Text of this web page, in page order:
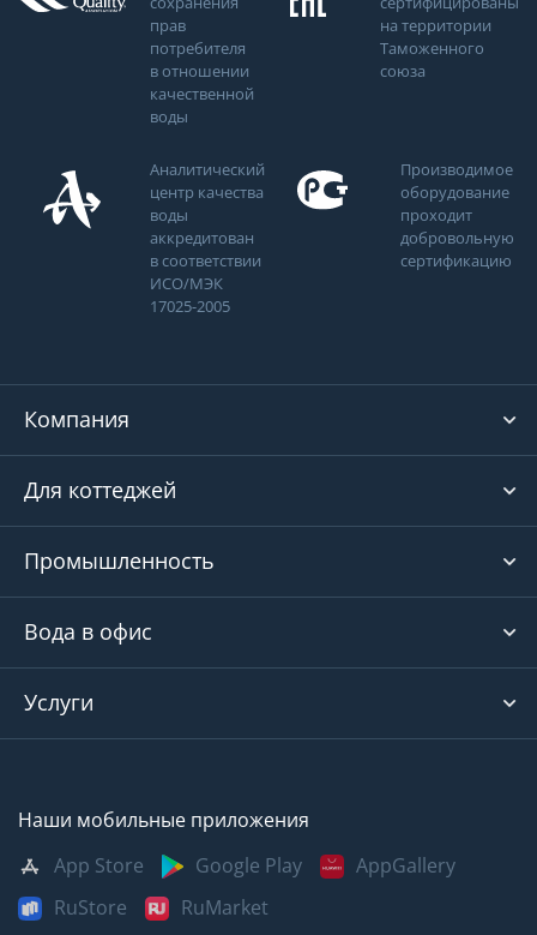
прав
потребителя
в отношении
качественной
воды
на территории
Таможенного
союза
Аналитический
центр качества
воды
аккредитован
в соответствии
ИСО/МЭК
17025-2005
Производимое
оборудование
проходит
добровольную
сертификацию
Компания
Для коттеджей
Промышленность
Вода в офис
Услуги
Наши мобильные приложения
App Store
Google Play
AppGallery
RuStore
RuMarket